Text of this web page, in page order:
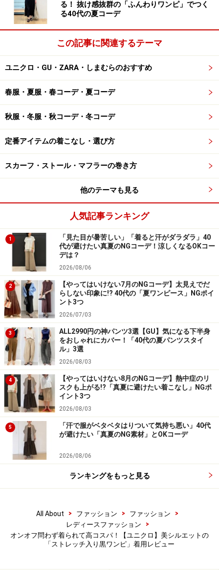
れいめにも着られるところが◎。普段使いはもちろん、
カーディガンやジャケットを羽織れば、通勤コーデとし
上半身はフィット＆下半身はフレアで体型
をきれいに見せる
体のラインをきれいに見せる鉄板のシルエットで買い！
実際に着てみると商品名の通り、上半身はフィットして
下半身はフレアになる、着やせ効果の高いシルエットで
す。
ちなみに、ユニクロの公式Webサイトには、身長や体
重、年齢などを入力すると、おすすめサイズを教えてく
れる「MySize ASSIST」という機能があり、筆者が提案
されたのはMサイズでした。
ただし、このワンピースはフルレングス丈ではなく少し
短めの丈なので、スカート丈の長さがほしかった筆者は
2cm長いLサイズを購入しました。
サイドから見たときもシルエットのきれいさが光ります
上半身が程よくフィットするデザインなので、結果的に
ワンサイズあげても大き過ぎることなく、問題なく着ら
れました。より長いスカート丈を希望する人は、ワンサ
イズ上も合わせて検討するといいかもしれません。
サイドから見ても、ウエストから下は写真のようにきれ
いに広がり、下半身のラインを拾わないのもおすすめな
ところです。
フィット感のあるワンピースには珍しいポケットもついてい
ます
る！ 抜け感抜群の「ふんわりワンピ」でつく
る40代の夏コーデ
この記事に関連するテーマ
ユニクロ・GU・ZARA・しまむらのおすすめ
春服・夏服・春コーデ・夏コーデ
秋服・冬服・秋コーデ・冬コーデ
定番アイテムの着こなし・選び方
スカーフ・ストール・マフラーの巻き方
他のテーマも見る
人気記事ランキング
1
「見た目が暑苦しい」「着ると汗がダラダラ」40
代が避けたい真夏のNGコーデ！涼しくなるOKコー
デは？
2026/08/06
2
【やってはいけない7月のNGコーデ】太見えでだ
らしない印象に!? 40代の「夏ワンピース」NGポイ
ント3つ
2026/07/03
3
ALL2990円の神パンツ3選【GU】気になる下半身
をおしゃれにカバー！「40代の夏パンツスタイ
ル」3選
2026/08/03
4
【やってはいけない8月のNGコーデ】熱中症のリ
スクも上がる!?「真夏に避けたい着こなし」NGポ
イント3つ
2026/08/03
5
「汗で服がベタベタはりついて気持ち悪い」40代
が避けたい「真夏のNG素材」とOKコーデ
2026/08/06
ランキングをもっと見る
All About > ファッション > ファッション
>
レディースファッション
>
オンオフ問わず着られて高コスパ！【ユニクロ】美シルエットの
「ストレッチ入り黒ワンピ」着用レビュー